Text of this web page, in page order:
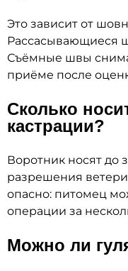
Это зависит от
Рассасывающиеся
Съёмные швы
приёме после
Сколько
кастрации?
Воротник носят до
разрешения
опасно: питомец
операции за
Можно ли